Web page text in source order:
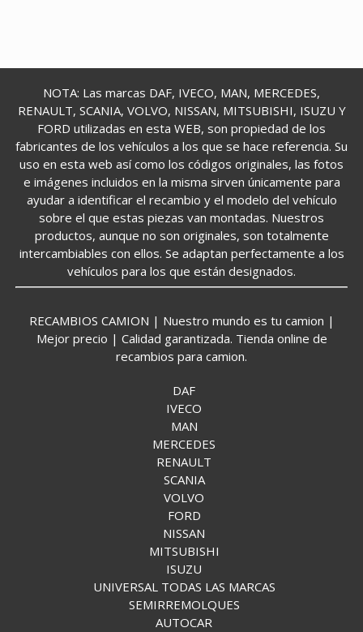
NOTA: Las marcas DAF, IVECO, MAN, MERCEDES,
RENAULT, SCANIA, VOLVO, NISSAN, MITSUBISHI, ISUZU Y
FORD utilizadas en esta WEB, son propiedad de los
fabricantes de los vehículos a los que se hace referencia. Su
uso en esta web así como los códigos originales, las fotos
e imágenes incluidos en la misma sirven únicamente para
ayudar a identificar el recambio y el modelo del vehículo
sobre el que estas piezas van montadas. Nuestros
productos, aunque no son originales, son totalmente
intercambiables con ellos. Se adaptan perfectamente a los
vehículos para los que están designados.
RECAMBIOS CAMION | Nuestro mundo es tu camion |
Mejor precio | Calidad garantizada. Tienda online de
recambios para camion.
DAF
IVECO
MAN
MERCEDES
RENAULT
SCANIA
VOLVO
FORD
NISSAN
MITSUBISHI
ISUZU
UNIVERSAL TODAS LAS MARCAS
SEMIRREMOLQUES
AUTOCAR